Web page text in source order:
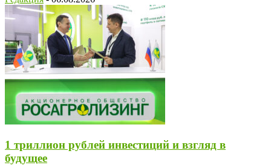
1 триллион рублей инвестиций и взгляд в
будущее